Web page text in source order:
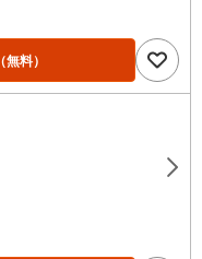
（無料）